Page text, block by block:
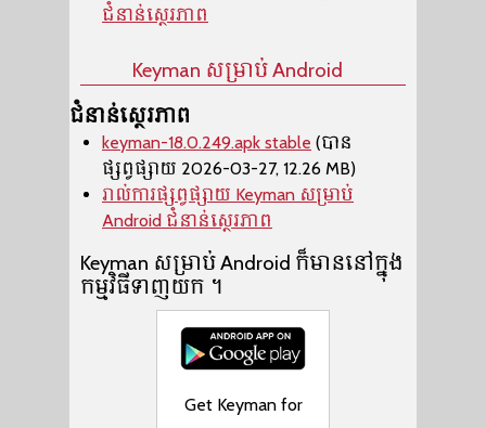
ជំនាន់ស្ថេរភាព
Keyman សម្រាប់ Android
ជំនាន់ស្ថេរភាព
keyman-18.0.249.apk stable (បាន
ផ្សព្វផ្សាយ 2026-03-27, 12.26 MB)
រាល់ការផ្សព្វផ្សាយ Keyman សម្រាប់
Android ជំនាន់ស្ថេរភាព
Keyman សម្រាប់ Android ក៏មាននៅក្នុង
កម្មវិធីទាញយក។
Get Keyman for